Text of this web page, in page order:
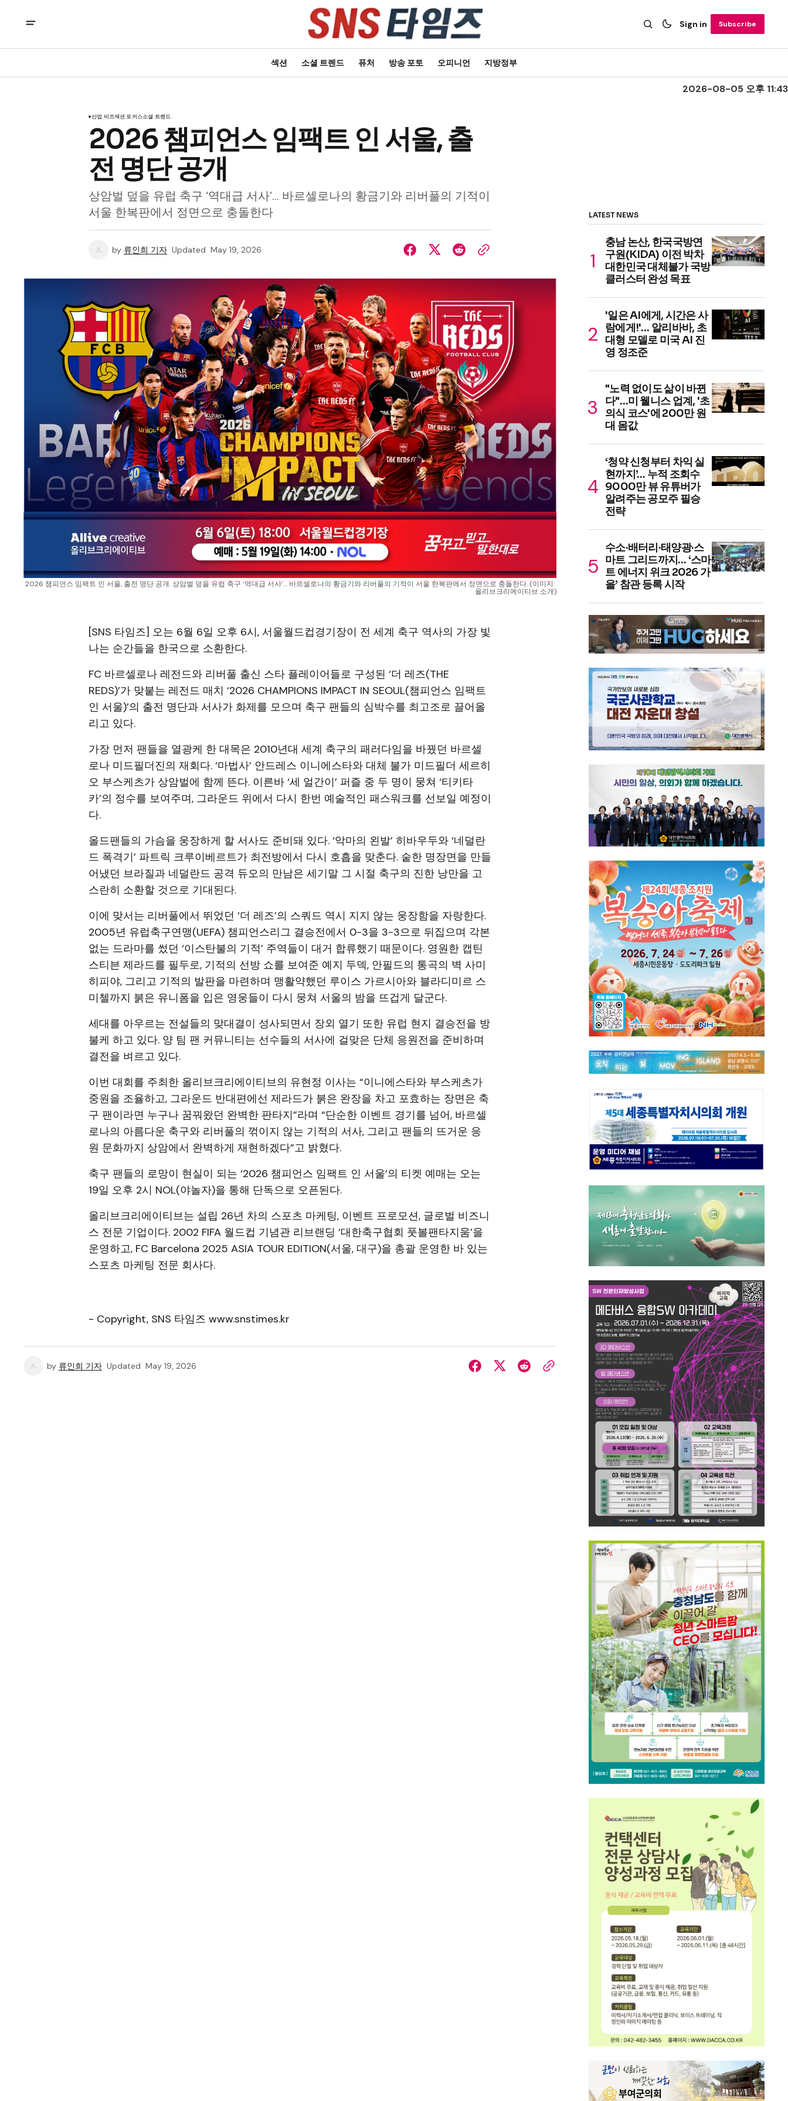
Sign in Subscribe
섹션 소셜 트렌드 퓨처 방송 포토 오피니언 지방정부
2026-08-05 오후 11:43
산업 비즈섹션 포커스소셜 트렌드
2026 챔피언스 임팩트 인 서울, 출
전 명단 공개
상암벌 덮을 유럽 축구 ‘역대급 서사’… 바르셀로나의 황금기와 리버풀의 기적이
서울 한복판에서 정면으로 충돌한다
by 류인희 기자 Updated May 19, 2026
2026 챔피언스 임팩트 인 서울, 출전 명단 공개. 상암벌 덮을 유럽 축구 ‘역대급 서사’… 바르셀로나의 황금기와 리버풀의 기적이 서울 한복판에서 정면으로 충돌한다. (이미지:
올리브크리에이티브 소개)
[SNS 타임즈] 오는 6월 6일 오후 6시, 서울월드컵경기장이 전 세계 축구 역사의 가장 빛
나는 순간들을 한국으로 소환한다.
FC 바르셀로나 레전드와 리버풀 출신 스타 플레이어들로 구성된 ‘더 레즈(THE
REDS)’가 맞붙는 레전드 매치 ‘2026 CHAMPIONS IMPACT IN SEOUL(챔피언스 임팩트
인 서울)’의 출전 명단과 서사가 화제를 모으며 축구 팬들의 심박수를 최고조로 끌어올
리고 있다.
가장 먼저 팬들을 열광케 한 대목은 2010년대 세계 축구의 패러다임을 바꿨던 바르셀
로나 미드필더진의 재회다. ‘마법사’ 안드레스 이니에스타와 대체 불가 미드필더 세르히
오 부스케츠가 상암벌에 함께 뜬다. 이른바 ‘세 얼간이’ 퍼즐 중 두 명이 뭉쳐 ‘티키타
카’의 정수를 보여주며, 그라운드 위에서 다시 한번 예술적인 패스워크를 선보일 예정이
다.
올드팬들의 가슴을 웅장하게 할 서사도 준비돼 있다. ‘악마의 왼발’ 히바우두와 ‘네덜란
드 폭격기’ 파트릭 크루이베르트가 최전방에서 다시 호흡을 맞춘다. 숱한 명장면을 만들
어냈던 브라질과 네덜란드 공격 듀오의 만남은 세기말 그 시절 축구의 진한 낭만을 고
스란히 소환할 것으로 기대된다.
이에 맞서는 리버풀에서 뛰었던 ‘더 레즈’의 스쿼드 역시 지지 않는 웅장함을 자랑한다.
2005년 유럽축구연맹(UEFA) 챔피언스리그 결승전에서 0-3을 3-3으로 뒤집으며 각본
없는 드라마를 썼던 ‘이스탄불의 기적’ 주역들이 대거 합류했기 때문이다. 영원한 캡틴
스티븐 제라드를 필두로, 기적의 선방 쇼를 보여준 예지 두덱, 안필드의 통곡의 벽 사미
히피야, 그리고 기적의 발판을 마련하며 맹활약했던 루이스 가르시아와 블라디미르 스
미첼까지 붉은 유니폼을 입은 영웅들이 다시 뭉쳐 서울의 밤을 뜨겁게 달군다.
세대를 아우르는 전설들의 맞대결이 성사되면서 장외 열기 또한 유럽 현지 결승전을 방
불케 하고 있다. 양 팀 팬 커뮤니티는 선수들의 서사에 걸맞은 단체 응원전을 준비하며
결전을 벼르고 있다.
이번 대회를 주최한 올리브크리에이티브의 유현정 이사는 “이니에스타와 부스케츠가
중원을 조율하고, 그라운드 반대편에선 제라드가 붉은 완장을 차고 포효하는 장면은 축
구 팬이라면 누구나 꿈꿔왔던 완벽한 판타지”라며 “단순한 이벤트 경기를 넘어, 바르셀
로나의 아름다운 축구와 리버풀의 꺾이지 않는 기적의 서사, 그리고 팬들의 뜨거운 응
원 문화까지 상암에서 완벽하게 재현하겠다”고 밝혔다.
축구 팬들의 로망이 현실이 되는 ‘2026 챔피언스 임팩트 인 서울’의 티켓 예매는 오는
19일 오후 2시 NOL(야놀자)을 통해 단독으로 오픈된다.
올리브크리에이티브는 설립 26년 차의 스포츠 마케팅, 이벤트 프로모션, 글로벌 비즈니
스 전문 기업이다. 2002 FIFA 월드컵 기념관 리브랜딩 ‘대한축구협회 풋볼팬타지움’을
운영하고, FC Barcelona 2025 ASIA TOUR EDITION(서울, 대구)을 총괄 운영한 바 있는
스포츠 마케팅 전문 회사다.
- Copyright, SNS 타임즈 www.snstimes.kr
by 류인희 기자 Updated May 19, 2026
LATEST NEWS
충남 논산, 한국국방연
구원(KIDA) 이전 박차
대한민국 대체불가 국방
클러스터 완성 목표
'일은 AI에게, 시간은 사
람에게!'… 알리바바, 초
대형 모델로 미국 AI 진
영 정조준
"노력 없이도 삶이 바뀐
다"…미 웰니스 업계, '초
의식 코스'에 200만 원
대 몸값
‘청약 신청부터 차익 실
현까지’… 누적 조회수
9000만 뷰 유튜버가
알려주는 공모주 필승
전략
수소·배터리·태양광·스
마트 그리드까지… ‘스마
트 에너지 위크 2026 가
을’ 참관 등록 시작